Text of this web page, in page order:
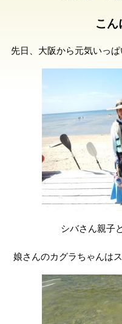
こ
先日、大阪から元気いっ
シバさん親子
娘さんのカグラちゃんは